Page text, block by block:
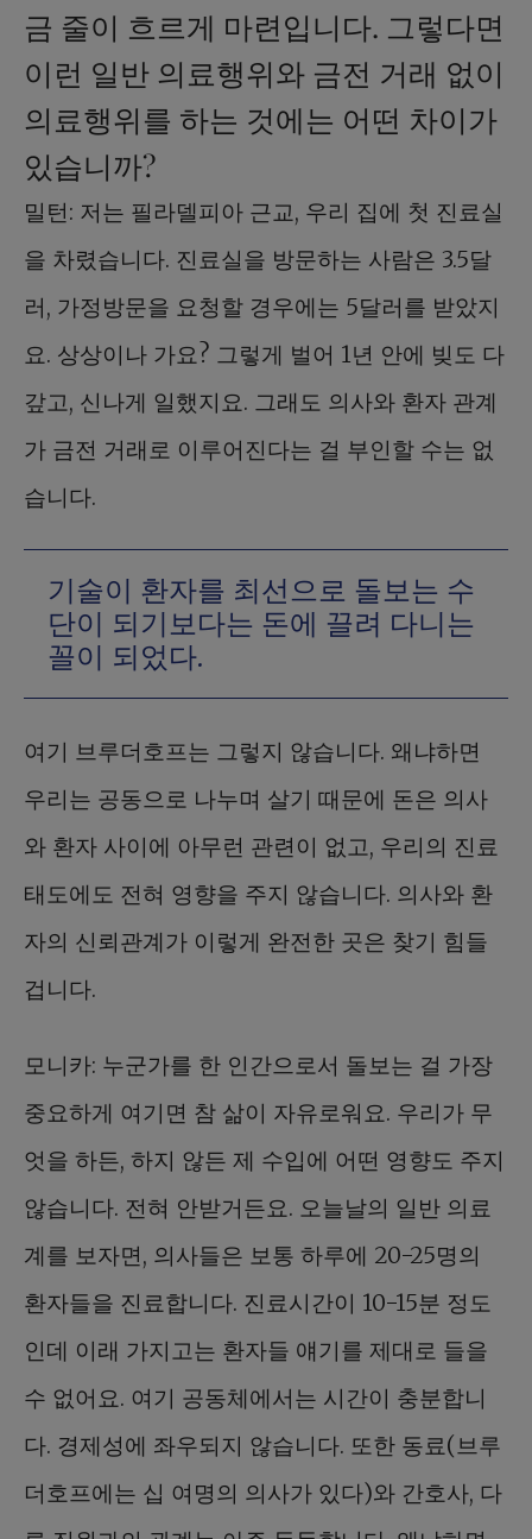
금 줄이 흐르게 마련입니다. 그렇다면
이런 일반 의료행위와 금전 거래 없이
의료행위를 하는 것에는 어떤 차이가
있습니까?
밀턴: 저는 필라델피아 근교, 우리 집에 첫 진료실
을 차렸습니다. 진료실을 방문하는 사람은 3.5달
러, 가정방문을 요청할 경우에는 5달러를 받았지
요. 상상이나 가요? 그렇게 벌어 1년 안에 빚도 다
갚고, 신나게 일했지요. 그래도 의사와 환자 관계
가 금전 거래로 이루어진다는 걸 부인할 수는 없
습니다.
기술이 환자를 최선으로 돌보는 수
단이 되기보다는 돈에 끌려 다니는
꼴이 되었다.
여기 브루더호프는 그렇지 않습니다. 왜냐하면
우리는 공동으로 나누며 살기 때문에 돈은 의사
와 환자 사이에 아무런 관련이 없고, 우리의 진료
태도에도 전혀 영향을 주지 않습니다. 의사와 환
자의 신뢰관계가 이렇게 완전한 곳은 찾기 힘들
겁니다.
모니카: 누군가를 한 인간으로서 돌보는 걸 가장
중요하게 여기면 참 삶이 자유로워요. 우리가 무
엇을 하든, 하지 않든 제 수입에 어떤 영향도 주지
않습니다. 전혀 안받거든요. 오늘날의 일반 의료
계를 보자면, 의사들은 보통 하루에 20-25명의
환자들을 진료합니다. 진료시간이 10-15분 정도
인데 이래 가지고는 환자들 얘기를 제대로 들을
수 없어요. 여기 공동체에서는 시간이 충분합니
다. 경제성에 좌우되지 않습니다. 또한 동료(브루
더호프에는 십 여명의 의사가 있다)와 간호사, 다